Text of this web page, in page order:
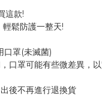
這款!
鬆防護一整天!
口罩(未滅菌)
口罩可能有些微差異，
後不再進行退換貨